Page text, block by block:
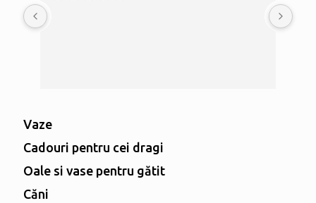
Vaze
Cadouri pentru cei dragi
Oale si vase pentru gătit
Căni